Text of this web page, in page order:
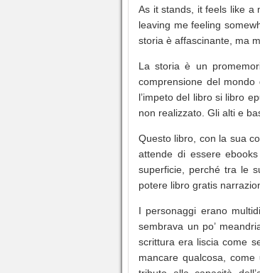
As it stands, it feels like a
leaving me feeling
storia è affascinante, ma
La storia è un
comprensione del
l’impeto del libro si libro
non realizzato. Gli alti e
Questo libro, con la sua
attende di essere
superficie, perché tra le
potere libro gratis
I personaggi erano
sembrava un po’
scrittura era liscia come
mancare qualcosa,